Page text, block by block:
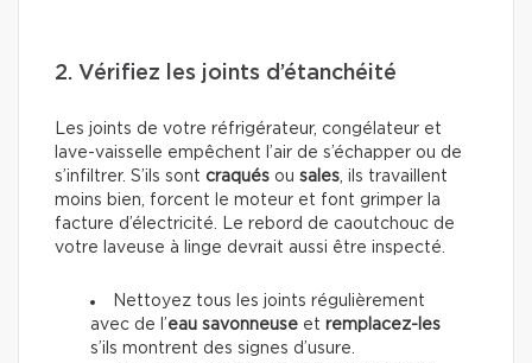
2. Vérifiez les joints d’étanchéité
Les joints de votre réfrigérateur, congélateur et
lave-vaisselle empêchent l’air de s’échapper ou de
s’infiltrer. S’ils sont craqués ou sales, ils travaillent
moins bien, forcent le moteur et font grimper la
facture d’électricité. Le rebord de caoutchouc de
votre laveuse à linge devrait aussi être inspecté.
Nettoyez tous les joints régulièrement
avec de l’eau savonneuse et remplacez-les
s’ils montrent des signes d’usure.